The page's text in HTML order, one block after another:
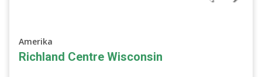
Amerika
Richland Centre Wisconsin